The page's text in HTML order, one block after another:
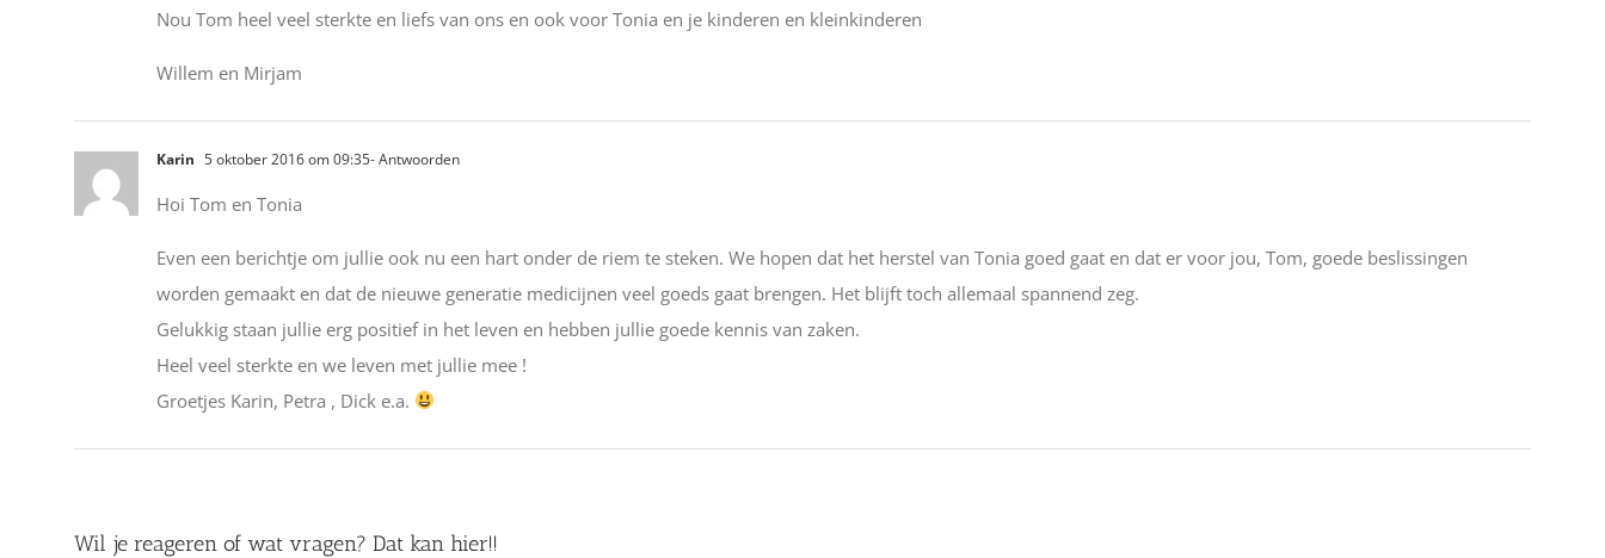
Nou Tom heel veel sterkte en liefs van ons en ook voor Tonia en je kinderen en kleinkinderen
Willem en Mirjam
Karin 5 oktober 2016 om 09:35- Antwoorden
Hoi Tom en Tonia
Even een berichtje om jullie ook nu een hart onder de riem te steken. We hopen dat het herstel van Tonia goed gaat en dat er voor jou, Tom, goede beslissingen
worden gemaakt en dat de nieuwe generatie medicijnen veel goeds gaat brengen. Het blijft toch allemaal spannend zeg.
Gelukkig staan jullie erg positief in het leven en hebben jullie goede kennis van zaken.
Heel veel sterkte en we leven met jullie mee !
Groetjes Karin, Petra , Dick e.a.
Wil je reageren of wat vragen? Dat kan hier!!